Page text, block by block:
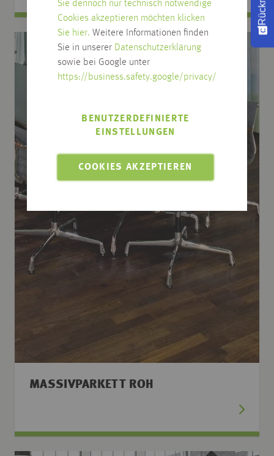
Sie dennoch nur technisch notwendige
Cookies akzeptieren möchten klicken
Sie hier. Weitere Informationen finden
Sie in unserer Datenschutzerklärung
sowie bei Google unter
https://business.safety.google/privacy/
COOKIES AKZEPTIEREN
BENUTZERDEFINIERTE
EINSTELLUNGEN
MASSIVPARKETT ROH